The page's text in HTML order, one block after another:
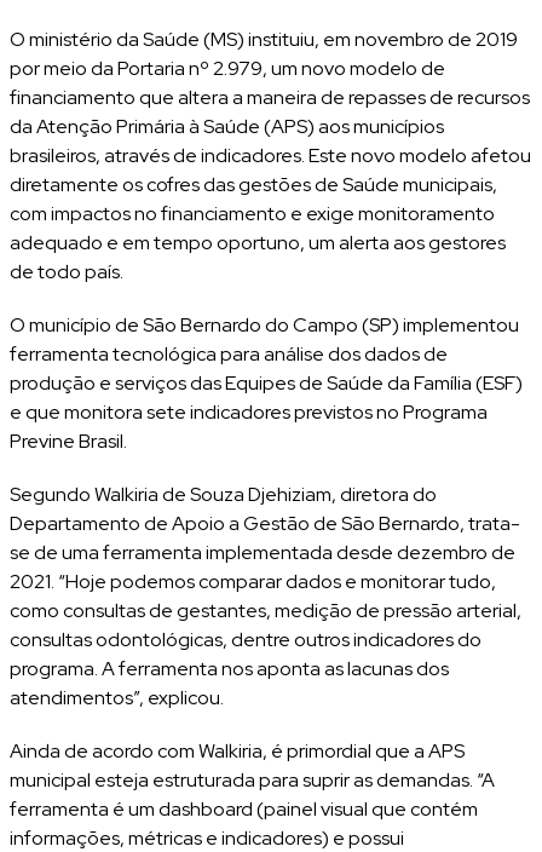
O ministério da Saúde (MS) instituiu, em novembro de 2019
por meio da Portaria nº 2.979, um novo modelo de
financiamento que altera a maneira de repasses de recursos
da Atenção Primária à Saúde (APS) aos municípios
brasileiros, através de indicadores. Este novo modelo afetou
diretamente os cofres das gestões de Saúde municipais,
com impactos no financiamento e exige monitoramento
adequado e em tempo oportuno, um alerta aos gestores
de todo país.
O município de São Bernardo do Campo (SP) implementou
ferramenta tecnológica para análise dos dados de
produção e serviços das Equipes de Saúde da Família (ESF)
e que monitora sete indicadores previstos no Programa
Previne Brasil.
Segundo Walkiria de Souza Djehiziam, diretora do
Departamento de Apoio a Gestão de São Bernardo, trata-
se de uma ferramenta implementada desde dezembro de
2021. “Hoje podemos comparar dados e monitorar tudo,
como consultas de gestantes, medição de pressão arterial,
consultas odontológicas, dentre outros indicadores do
programa. A ferramenta nos aponta as lacunas dos
atendimentos”, explicou.
Ainda de acordo com Walkiria, é primordial que a APS
municipal esteja estruturada para suprir as demandas. “A
ferramenta é um dashboard (painel visual que contém
informações, métricas e indicadores) e possui